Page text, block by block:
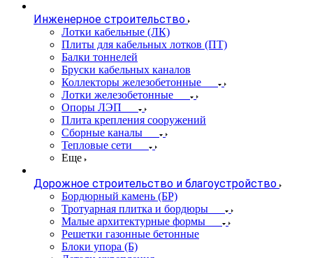
Инженерное строительство
Лотки кабельные (ЛК)
Плиты для кабельных лотков (ПТ)
Балки тоннелей
Бруски кабельных каналов
Коллекторы железобетонные
Лотки железобетонные
Опоры ЛЭП
Плита крепления сооружений
Сборные каналы
Тепловые сети
Еще
Дорожное строительство и благоустройство
Бордюрный камень (БР)
Тротуарная плитка и бордюры
Малые архитектурные формы
Решетки газонные бетонные
Блоки упора (Б)